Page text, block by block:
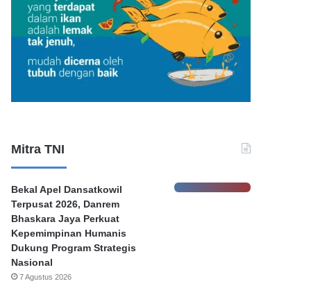
Mitra TNI
Bekal Apel Dansatkowil
Terpusat 2026, Danrem
Bhaskara Jaya Perkuat
Kepemimpinan Humanis
Dukung Program Strategis
Nasional
7 Agustus 2026